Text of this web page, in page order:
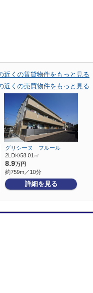
近くの賃貸物件をもっと見る
近くの売買物件をもっと見る
グリシーヌ フルール
2LDK/58.01㎡
8.9万円
約759m／10分
詳細を見る